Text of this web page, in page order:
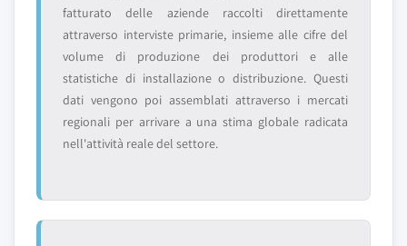
fatturato delle aziende raccolti direttamente
attraverso interviste primarie, insieme alle cifre del
volume di produzione dei produttori e alle
statistiche di installazione o distribuzione. Questi
dati vengono poi assemblati attraverso i mercati
regionali per arrivare a una stima globale radicata
nell'attività reale del settore.